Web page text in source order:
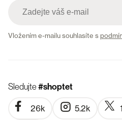
Vložením e-mailu souhlasíte s
Sledujte#shoptet
26k 5.2k